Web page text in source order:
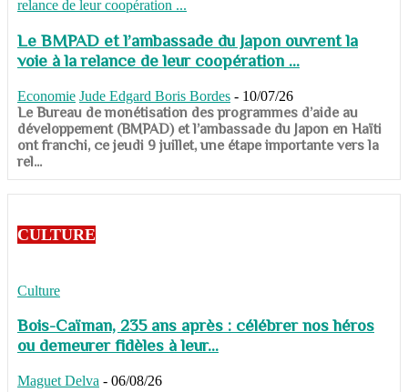
Le BMPAD et l’ambassade du Japon ouvrent la
voie à la relance de leur coopération ...
Economie Jude Edgard Boris Bordes - 10/07/26
​​​​​​​Le Bureau de monétisation des programmes d’aide au
développement (BMPAD) et l’ambassade du Japon en Haïti
ont franchi, ce jeudi 9 juillet, une étape importante vers la
rel...
CULTURE
Culture
Bois-Caïman, 235 ans après : célébrer nos héros
ou demeurer fidèles à leur...
Maguet Delva - 06/08/26